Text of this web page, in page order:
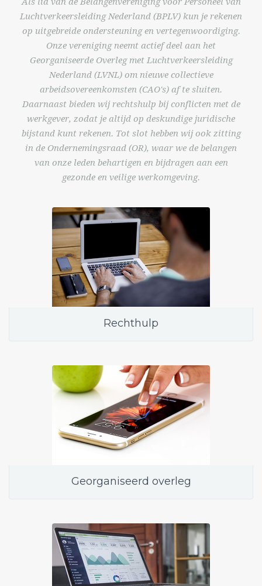
Luchtverkeersleiding Nederland (BPLV) kun je rekenen
op uitgebreide ondersteuning en vertegenwoordiging.
Onze vereniging neemt actief deel aan het
Georganiseerde Overleg met Luchtverkeersleiding
Nederland (LVNL) om nieuwe collectieve
arbeidsovereenkomsten (CAO's) af te sluiten.
Daarnaast bieden wij rechtshulp bij conflicten met de
werkgever, zodat je altijd op deskundige juridische
bijstand kunt rekenen. Tot slot hebben wij ook zitting
in de Ondernemingsraad (OR), waar we de belangen
van onze leden behartigen en bijdragen aan een
gezonde en veilige werkomgeving.
Rechthulp
Georganiseerd overleg